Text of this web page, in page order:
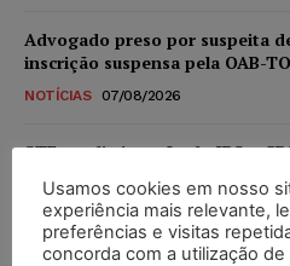
Advogado preso por suspeita
inscrição suspensa pela OAB-TO
NOTÍCIAS 07/08/2026
STF amplia isenção de IBS e
níveis
DIREITO TRIBUTÁRIO 07/08/2026
Usamos cookies em nosso
experiência mais relevante,
preferências e visitas
concorda com a utilização de